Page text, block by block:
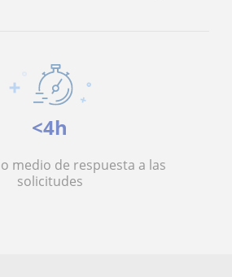
<4h
medio de respuesta a las
solicitudes